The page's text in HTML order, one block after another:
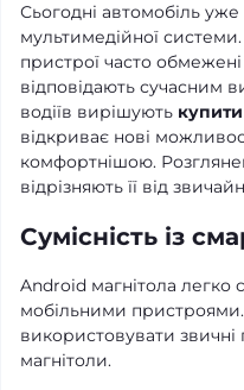
Сьогодні автомобіль
мультимедійної
пристрої часто
відповідають сучасним
водіїв вирішують
відкриває нові
комфортнішою.
відрізняють її від
Сумісність із
Android магнітола легко
мобільними
використовувати
магнітоли.